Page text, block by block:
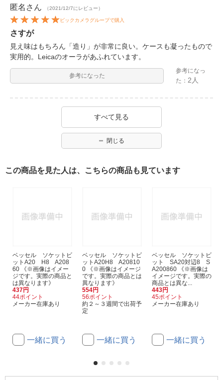
匿名 さん （2021/12/7にレビュー）
ビックカメラグループで購入
さすが
見え味はもちろん「造り」が非常に良い。ケースも凝ったもので
実用的。Leicaのオーラがあふれています。
参考になった
参考になっ
た：2人
すべて見る
閉じる
この商品を見た人は、こちらの商品も見ています
ベッセル ソケットビ
ットA20 H8 A208
60 《※画像はイメー
ジです。実際の商品と
は異なります》
437円
44ポイント
メーカー在庫あり
一緒に買う
ベッセル ソケットビ
ットA20H8 A20810
0 《※画像はイメージ
です。実際の商品とは
異なります》
554円
56ポイント
約２～３週間で出荷予
定
一緒に買う
ベッセル ソケットビ
ット SA20対辺8 S
A200860 《※画像は
イメージです。実際の
商品とは異な...
443円
45ポイント
メーカー在庫あり
一緒に買う